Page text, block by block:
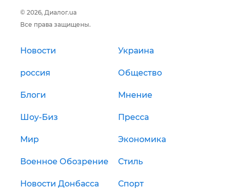
© 2026, Диалог.ua
Все права защищены.
Новости Украина
россия Общество
Блоги Мнение
Шоу-Биз Пресса
Мир Экономика
Военное Обозрение Стиль
Новости Донбасса Спорт